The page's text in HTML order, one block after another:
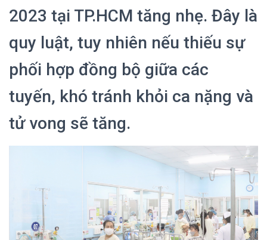
2023 tại TP.HCM tăng nhẹ. Đây là
quy luật, tuy nhiên nếu thiếu sự
phối hợp đồng bộ giữa các
tuyến, khó tránh khỏi ca nặng và
tử vong sẽ tăng.